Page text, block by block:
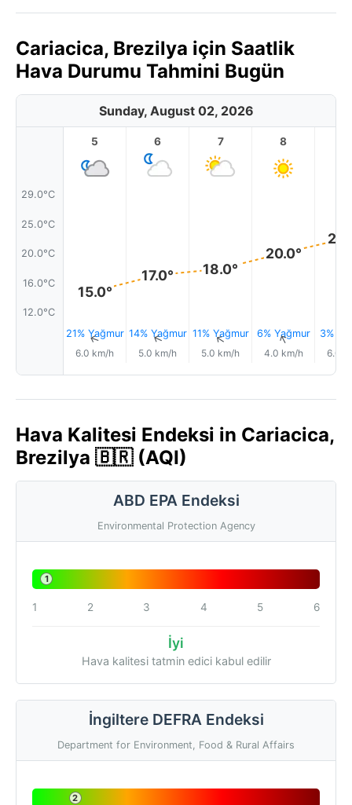
Cariacica, Brezilya için Saatlik
Hava Durumu Tahmini Bugün
Sunday, August 02, 2026
29.0°C
25.0°C
20.0°C
16.0°C
12.0°C
5
15.0°
21% Yağmur
↑
6.0 km/h
6
17.0°
14% Yağmur
↑
5.0 km/h
7
18.0°
11% Yağmur
↑
5.0 km/h
8
20.0°
6% Yağmur
↑
4.0 km/h
3%
6.0
Hava Kalitesi Endeksi in Cariacica,
Brezilya 🇧🇷 (AQI)
ABD EPA Endeksi
Environmental Protection Agency
1
1 2 3 4 5 6
İyi
Hava kalitesi tatmin edici kabul edilir
İngiltere DEFRA Endeksi
Department for Environment, Food & Rural Affairs
2